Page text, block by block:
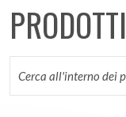
PRODOTTI